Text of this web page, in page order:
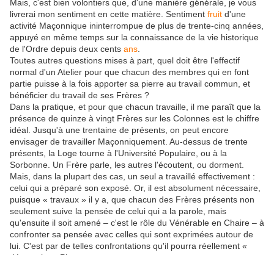
Mais, c'est bien volontiers que, d'une manière générale, je vous
livrerai mon sentiment en cette matière. Sentiment fruit d'une
activité Maçonnique ininterrompue de plus de trente-cinq années,
appuyé en même temps sur la connaissance de la vie historique
de l'Ordre depuis deux cents ans
Toutes autres questions mises à part, quel doit être l'effectif
normal d'un Atelier pour que chacun des membres qui en font
partie puisse à la fois apporter sa pierre au travail commun, et
bénéficier du travail de ses Frères ?
Dans la pratique, et pour que chacun travaille, il me paraît que la
présence de quinze à vingt Frères sur les Colonnes est le chiffre
idéal. Jusqu'à une trentaine de présents, on peut encore
envisager de travailler Maçonniquement. Au-dessus de trente
présents, la Loge tourne à l'Université Populaire, ou à la
Sorbonne. Un Frère parle, les autres l'écoutent, ou dorment.
Mais, dans la plupart des cas, un seul a travaillé effectivement :
celui qui a préparé son exposé. Or, il est absolument nécessaire,
puisque « travaux » il y a, que chacun des Frères présents non
seulement suive la pensée de celui qui a la parole, mais
qu'ensuite il soit amené – c'est le rôle du Vénérable en Chaire – à
confronter sa pensée avec celles qui sont exprimées autour de
lui. C'est par de telles confrontations qu'il pourra réellement «